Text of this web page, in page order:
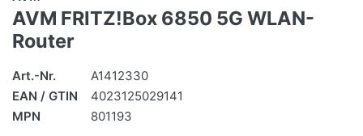
AVM FRITZ!Box 6850 5G WLAN-
Router
Art.-Nr.
A1412330
EAN / GTIN
4023125029141
MPN
801193